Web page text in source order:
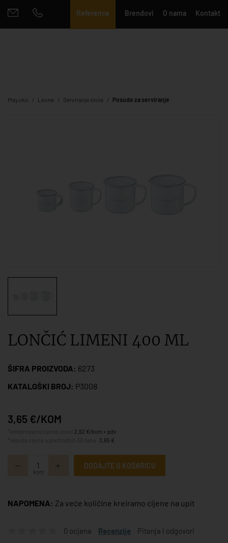
Reference Brendovi O nama Kontakt
Mayoko Leone Serviranje stola Posude za serviranje
LONČIĆ LIMENI 400 ML
ŠIFRA PROIZVODA: 6273
KATALOŠKI BROJ: P3008
3,65 €/KOM
2,92 €/kom + pdv
3,65 €
kom
DODAJTE U KOŠARICU
NAPOMENA: Za veće količine kreiramo cijene na upit
0 ocjena Recenzije Pitanja i odgovori